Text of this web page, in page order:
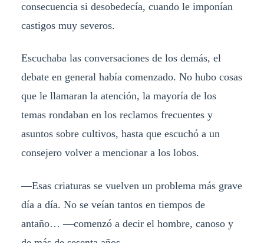
consecuencia si desobedecía, cuando le imponían
castigos muy severos.
Escuchaba las conversaciones de los demás, el
debate en general había comenzado. No hubo cosas
que le llamaran la atención, la mayoría de los
temas rondaban en los reclamos frecuentes y
asuntos sobre cultivos, hasta que escuchó a un
consejero volver a mencionar a los lobos.
—Esas criaturas se vuelven un problema más grave
día a día. No se veían tantos en tiempos de
antaño… —comenzó a decir el hombre, canoso y